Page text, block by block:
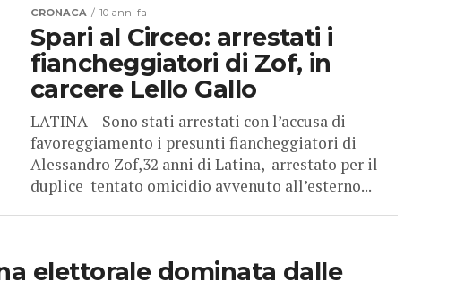
Spari al Circeo: arrestati i
fiancheggiatori di Zof, in
carcere Lello Gallo
LATINA – Sono stati arrestati con l’accusa di
favoreggiamento i presunti fiancheggiatori di
Alessandro Zof,32 anni di Latina, arrestato per il
duplice tentato omicidio avvenuto all’esterno...
elettorale dominata dalle